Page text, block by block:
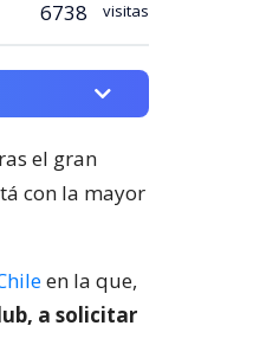
6738 visitas
el gran
con la mayor
en la que,
a solicitar